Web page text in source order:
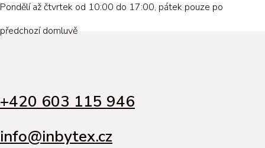
Pondělí až čtvrtek od 10:00 do 17:00, pátek pouze po
předchozí domluvě
+420 603 115 946
info@inbytex.cz